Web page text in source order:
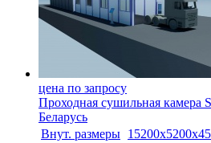
цена по запросу
Проходная сушильная камера
Беларусь
Внут. размеры